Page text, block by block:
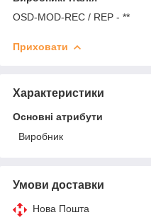
OSD-MOD-REC / REP - **
Приховати
Характеристики
Основні атрибути
Виробник
Умови доставки
Нова Пошта